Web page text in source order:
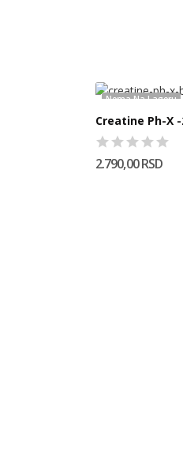
Nema Na Lageru
Creatine Ph-X
2.790,00 RSD